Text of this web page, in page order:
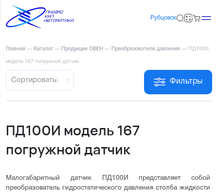
Рубцовск
Главная — Каталог — Продукция ОВЕН — Преобразователи давления — ПД100И
модель 167 погружной датчик
Фильтры
Сортировать:
ПД100И модель 167
погружной датчик
Малогабаритный датчик ПД100И представляет собой
преобразователь гидростатического давления столба жидкости